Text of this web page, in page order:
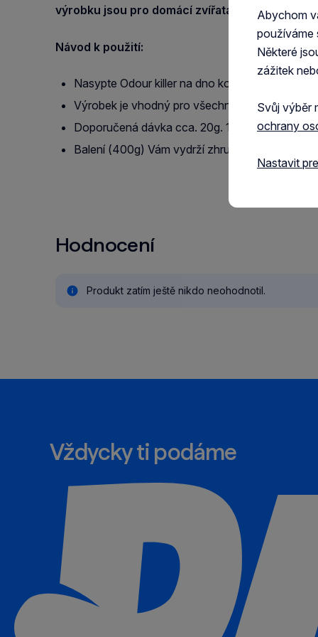
výrobku jsou pro domácí zvířata absolutně
Návod k použití:
Nasypte Odour killer na dno kočičí toalety a
Výrobek je vhodný pro všechny druhy
Doporučená dávka cca. 20g. 1 dávka vydrží
Balení (400g) Vám vydrží zhruba na 3 měsíce.
Hodnocení
Produkt zatím ještě nikdo neohodnotil.
Vždycky ti podáme
Abychom
používáme
Některé
zážitek
Svůj výběr
ochrany
Nastavit